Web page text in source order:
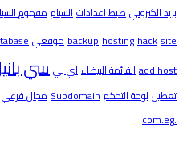
بريد الكترونيضبط اعداداتالسباممفهوم
backuphostinghacksite موقعي
add hostالقائمة البيضاءاي بيسي
تعطيللوحة التحكمSubdomainمجال فرعي
.com.eg